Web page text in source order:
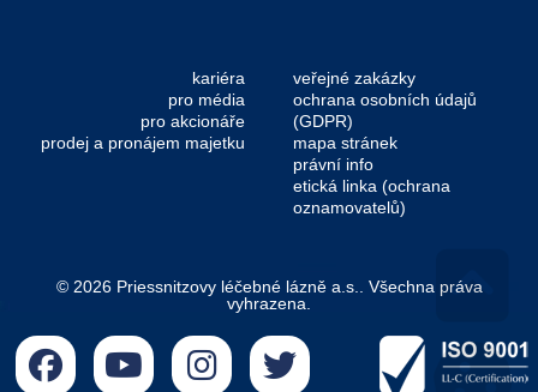
kariéra
pro média
pro akcionáře
prodej a pronájem majetku
veřejné zakázky
ochrana osobních údajů
(GDPR)
mapa stránek
právní info
etická linka (ochrana
oznamovatelů)
© 2026 Priessnitzovy léčebné lázně a.s.. Všechna práva
vyhrazena.
Go